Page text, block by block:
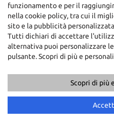
Puma 1.0 EcoBoost
funzionamento e per il
nella cookie policy, tra cui il
sito e la pubblicità
Tutti dichiari di accettare
alternativa puoi personalizzare
pulsante. Scopri di più e
Scopri di più